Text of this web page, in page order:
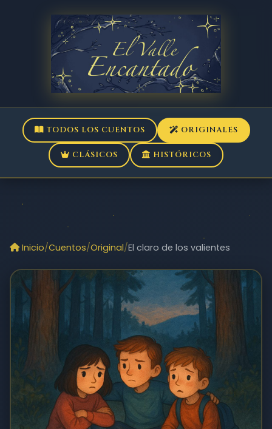
TODOS LOS CUENTOS ORIGINALES
CLÁSICOS HISTÓRICOS
Inicio Cuentos Original El claro de los valientes